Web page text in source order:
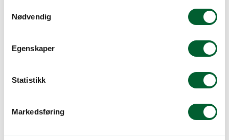
Nødvendig
Egenskaper
Statistikk
Markedsføring
BIDENS CAMPFIRE